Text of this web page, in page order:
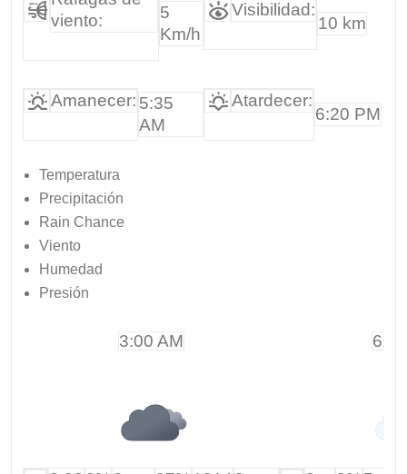
viento:
5
Km/h
Visibilidad:
10 km
Amanecer: 5:35
AM
Atardecer:
6:20 PM
Temperatura
Precipitación
Rain Chance
Viento
Humedad
Presión
3:00 AM